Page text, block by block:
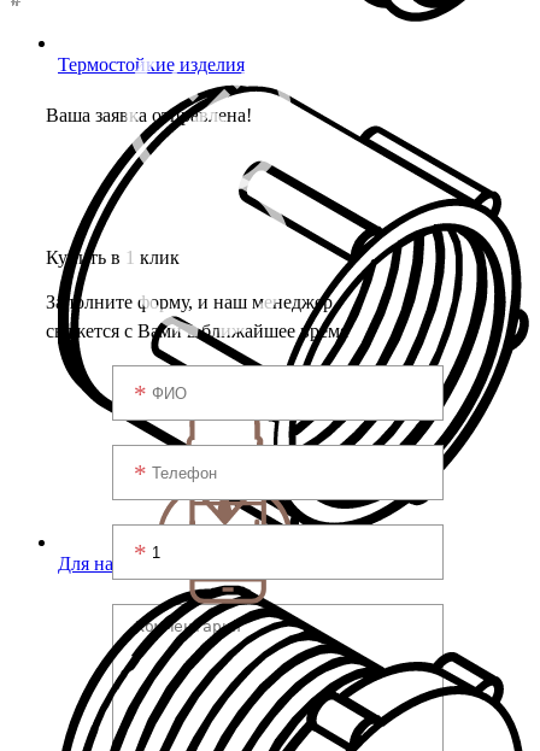
Термостойкие изделия
Для наружной резьбы
Ваша заявка отправлена!
Купить в 1 клик
Заполните форму, и наш менеджер
свяжется с Вами в ближайшее время